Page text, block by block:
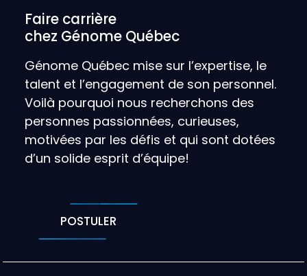
Faire carrière
chez Génome Québec
Génome Québec mise sur l’expertise, le
talent et l’engagement de son personnel.
Voilà pourquoi nous recherchons des
personnes passionnées, curieuses,
motivées par les défis et qui sont dotées
d’un solide esprit d’équipe!
POSTULER